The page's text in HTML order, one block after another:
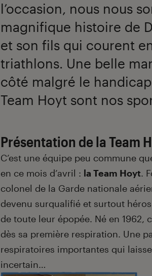
l’occasion, nous nous
magnifique histoire de
et son fils qui courent
triathlons. Une belle
côté malgré le
Team Hoyt sont nos
Présentation de la Team
C’est une équipe peu commune
en ce mois d’avril : la Team Hoyt.
colonel de la Garde nationale
devenu surqualifié et surtout
de toute leur épopée. Né en
dès sa première respiration. Une
respiratoires importantes qui
incertain…